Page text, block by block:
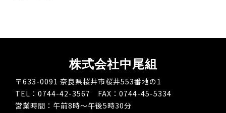
株式会社中尾組
〒633-0091 奈良県桜井市桜井553番地の1
TEL：0744-42-3567 FAX：0744-45-5334
営業時間：午前8時～午後5時30分